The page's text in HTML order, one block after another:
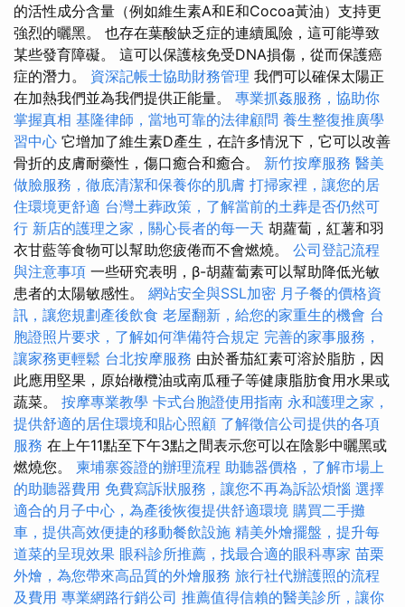
的活性成分含量（例如維生素A和E和Cocoa黃油）支持更
強烈的曬黑。 也存在葉酸缺乏症的連續風險，這可能導致
某些發育障礙。 這可以保護核免受DNA損傷，從而保護癌
症的潛力。 資深記帳士協助財務管理 我們可以確保太陽正
在加熱我們並為我們提供正能量。 專業抓姦服務，協助你
掌握真相 基隆律師，當地可靠的法律顧問 養生整復推廣學
習中心 它增加了維生素D產生，在許多情況下，它可以改善
骨折的皮膚耐藥性，傷口癒合和癒合。 新竹按摩服務 醫美
做臉服務，徹底清潔和保養你的肌膚 打掃家裡，讓您的居
住環境更舒適 台灣土葬政策，了解當前的土葬是否仍然可
行 新店的護理之家，關心長者的每一天 胡蘿蔔，紅薯和羽
衣甘藍等食物可以幫助您疲倦而不會燃燒。 公司登記流程
與注意事項 一些研究表明，β-胡蘿蔔素可以幫助降低光敏
患者的太陽敏感性。 網站安全與SSL加密 月子餐的價格資
訊，讓您規劃產後飲食 老屋翻新，給您的家重生的機會 台
胞證照片要求，了解如何準備符合規定 完善的家事服務，
讓家務更輕鬆 台北按摩服務 由於番茄紅素可溶於脂肪，因
此應用堅果，原始橄欖油或南瓜種子等健康脂肪食用水果或
蔬菜。 按摩專業教學 卡式台胞證使用指南 永和護理之家，
提供舒適的居住環境和貼心照顧 了解徵信公司提供的各項
服務 在上午11點至下午3點之間表示您可以在陰影中曬黑或
燃燒您。 柬埔寨簽證的辦理流程 助聽器價格，了解市場上
的助聽器費用 免費寫訴狀服務，讓您不再為訴訟煩惱 選擇
適合的月子中心，為產後恢復提供舒適環境 購買二手攤
車，提供高效便捷的移動餐飲設施 精美外燴擺盤，提升每
道菜的呈現效果 眼科診所推薦，找最合適的眼科專家 苗栗
外燴，為您帶來高品質的外燴服務 旅行社代辦護照的流程
及費用 專業網路行銷公司 推薦值得信賴的醫美診所，讓你